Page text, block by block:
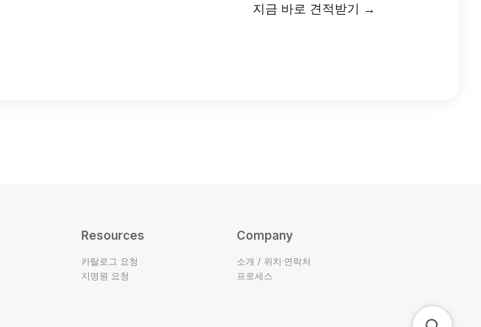
지금 바로 견적받기 →
Resources
카탈로그 요청
지명원 요청
Company
소개 / 위치·연락처
프로세스